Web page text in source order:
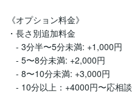
《オプション料金》
・長さ別追加料金
- 3分半〜5分未満: +1,000円
- 5〜8分未満: +2,000円
- 8〜10分未満: +3,000円
- 10分以上：+4000円〜応相談